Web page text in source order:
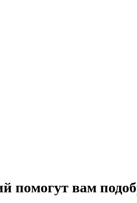
помогут вам